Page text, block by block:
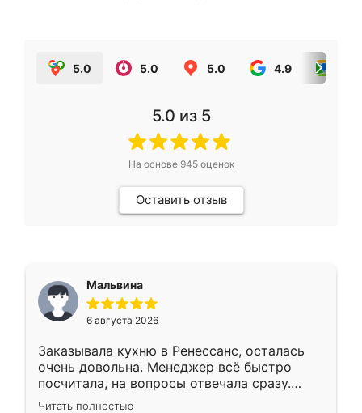
5.0 5.0 5.0 4.9
5.0 из 5
На основе 945оценок
Оставить отзыв
Мальвина
6 августа 2026
Заказывала кухню в Ренессанс, осталась
очень довольна. Менеджер всё быстро
посчитала, на вопросы отвечала сразу.
Замерщик приехал в субботу, подошёл к
Читать полностью